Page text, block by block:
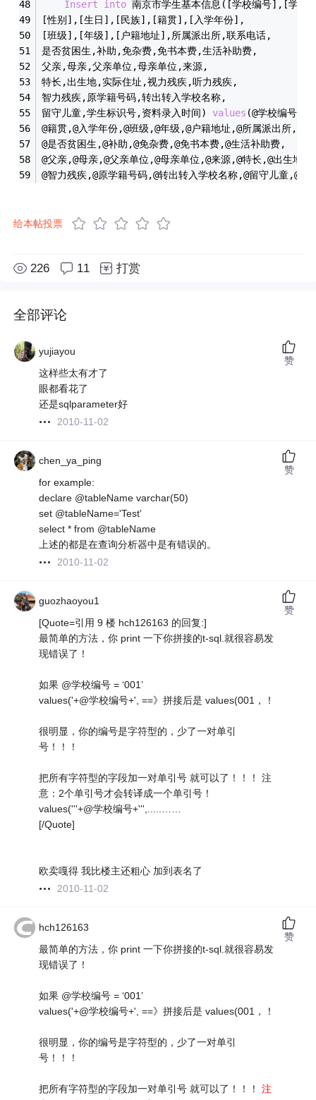
Insert into 南京市学生基本信息([学校编号],[学
[性别],[生日],[民族],[籍贯],[入学年份],
[班级],[年级],[户籍地址],所属派出所,联系电话,
是否贫困生,补助,免杂费,免书本费,生活补助费,
父亲,母亲,父亲单位,母亲单位,来源,
特长,出生地,实际住址,视力残疾,听力残疾,
智力残疾,原学籍号码,转出转入学校名称,
留守儿童,学生标识号,资料录入时间) values (@学校编号,@
@籍贯,@入学年份,@班级,@年级,@户籍地址,@所属派出所,@
@是否贫困生,@补助,@免杂费,@免书本费,@生活补助费,
@父亲,@母亲,@父亲单位,@母亲单位,@来源,@特长,@出生地
@智力残疾,@原学籍号码,@转出转入学校名称,@留守儿童,@
给本帖投票
226 11 打赏
全部评论
yujiayou
这样些太有才了
眼都看花了
还是sqlparameter好
2010-11-02
赞
chen_ya_ping
for example:
declare @tableName varchar(50)
set @tableName='Test'
select * from @tableName
上述的都是在查询分析器中是有错误的。
2010-11-02
赞
guozhaoyou1
[Quote=引用 9 楼 hch126163 的回复:]
最简单的方法，你 print 一下你拼接的t-sql.就很容易发
现错误了！
如果 @学校编号 = ‘001’
values('+@学校编号+', ==》拼接后是 values(001，！
很明显，你的编号是字符型的，少了一对单引
号！！！
把所有字符型的字段加一对单引号 就可以了！！！ 注
意：2个单引号才会转译成一个单引号！
values('''+@学校编号+''',.....……
[/Quote]
欧卖嘎得 我比楼主还粗心 加到表名了
2010-11-02
赞
hch126163
最简单的方法，你 print 一下你拼接的t-sql.就很容易发
现错误了！
如果 @学校编号 = ‘001’
values('+@学校编号+', ==》拼接后是 values(001，！
很明显，你的编号是字符型的，少了一对单引
号！！！
把所有字符型的字段加一对单引号 就可以了！！！注
赞